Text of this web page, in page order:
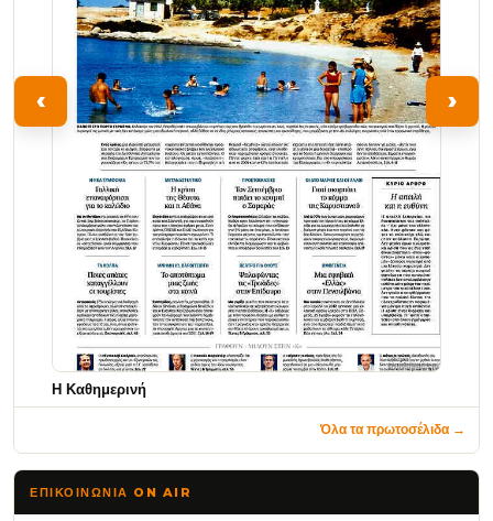
‹
Η Καθημερινή
›
Όλα τα πρωτοσέλιδα →
ΕΠΙΚΟΙΝΩΝΊΑ ON AIR